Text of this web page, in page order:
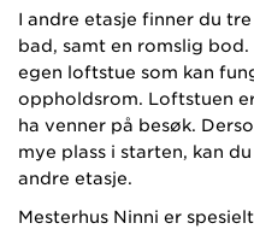
I andre etasje finner du
bad, samt en romslig
egen loftstue som kan
oppholdsrom. Loftstuen
ha venner på besøk.
mye plass i starten, kan
andre etasje.
Mesterhus Ninni er